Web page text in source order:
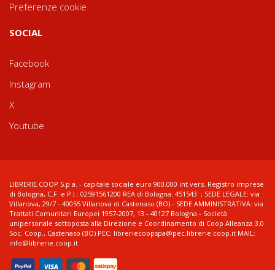
Preferenze cookie
SOCIAL
Facebook
Instagram
X
Youtube
LIBRERIE.COOP S.p.a. - capitale sociale euro 900.000 int.vers. Registro imprese
di Bologna, C.F. e P.I.: 02591561200 REA di Bologna: 451543 ; SEDE LEGALE: via
Villanova, 29/7 - 40055 Villanova di Castenaso (BO) - SEDE AMMINISTRATIVA: via
Trattati Comunitari Europei 1957-2007, 13 - 40127 Bologna - Società
unipersonale sottoposta alla Direzione e Coordinamento di Coop Alleanza 3.0
Soc. Coop., Castenaso (BO) PEC: libreriecoopspa@pec.librerie.coop.it MAIL:
info@librerie.coop.it